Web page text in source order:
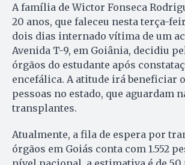
A família de Wictor Fonseca
20 anos, que faleceu nesta terça-
dois dias internado vítima de um
Avenida T-9, em Goiânia, decidiu
órgãos do estudante após
encefálica. A atitude irá beneficiar
pessoas no estado, que aguardam
transplantes.
Atualmente, a fila de espera por
órgãos em Goiás conta com 1.552